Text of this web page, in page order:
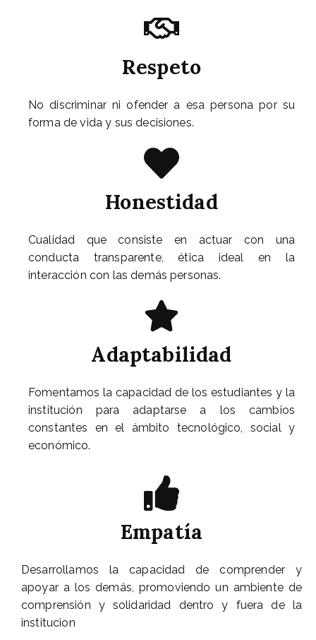
Respeto
No discriminar ni ofender a esa persona por su
forma de vida y sus decisiones.
Honestidad
Cualidad que consiste en actuar con una
conducta transparente, ética ideal en la
interacción con las demás personas.
Adaptabilidad
Fomentamos la capacidad de los estudiantes y la
institución para adaptarse a los cambios
constantes en el ámbito tecnológico, social y
económico.
Empatía
Desarrollamos la capacidad de comprender y
apoyar a los demás, promoviendo un ambiente de
comprensión y solidaridad dentro y fuera de la
institucion